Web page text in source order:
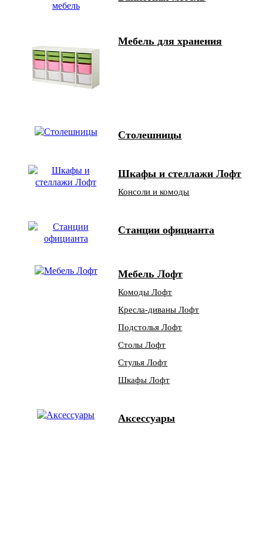
Мебель для хранения
Столешницы
Шкафы и стеллажи Лофт
Консоли и комоды
Станции официанта
Мебель Лофт
Комоды Лофт
Кресла-диваны Лофт
Подстолья Лофт
Столы Лофт
Стулья Лофт
Шкафы Лофт
Аксессуары